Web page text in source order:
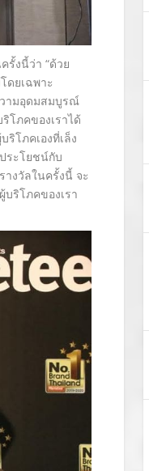
รั้งนี้ว่า “ด้วย
ดยเฉพาะ
ามอุดมสมบูรณ์
ริโภคของเราได้
บริโภคเองที่เล็ง
ระโยชน์กับ
างวัลในครั้งนี้ จะ
บริโภคของเรา